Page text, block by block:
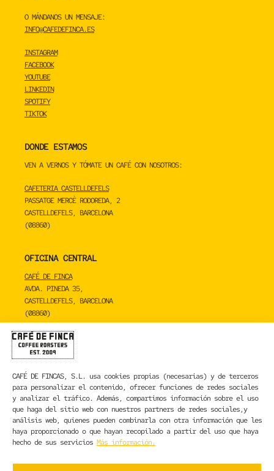
CAFÉ DE FINCAS, S.L. usa cookies propias (necesarias) y de terceros
para personalizar el contenido, ofrecer funciones de redes sociales
y analizar el tráfico. Además, compartimos información sobre el uso
que haga del sitio web con nuestros partners de redes sociales,y
análisis web, quienes pueden combinarla con otra información que les
haya proporcionado o que hayan recopilado a partir del uso que haya
hecho de sus servicios Más información.
O MÁNDANOS UN MENSAJE:
INFO@CAFEDEFINCA.ES
INSTAGRAM
FACEBOOK
YOUTUBE
LINKEDIN
SPOTIFY
TIKTOK
DONDE ESTAMOS
VEN A VERNOS Y TÓMATE UN CAFÉ CON NOSOTROS:
CAFETERIA CASTELLDEFELS
PASSATGE MERCÈ RODOREDA, 2
CASTELLDEFELS, BARCELONA
(08860)
OFICINA CENTRAL
CAFÉ DE FINCA
AVDA. PINEDA 35,
CASTELLDEFELS, BARCELONA
(08860)
TOSTADERO
CAFÉ DE FINCA
CARRER DE LA MARE DE DÉU DE NÚRIA 23C,
SANT BOI DE LLOBREGAT, BARCELONA
(08830)
CONTACTA CON NOSOTROS